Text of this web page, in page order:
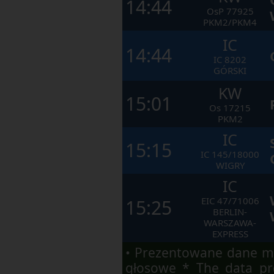
14:44 OsP 77925
PKM2/PKM4
14:44
IC
IC 8202
GÓRSKI
15:01
KW
Os 17215
PKM2
15:15
IC
IC 145/18000
WIGRY
15:25
IC
EIC 47/71006
BERLIN-
WARSZAWA-
EXPRESS
• Prezentowane dane
głosowe * The data